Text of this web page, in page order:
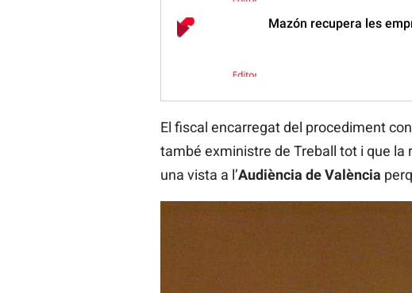
Mazón recupera les
El fiscal encarregat del procediment
també exministre de Treball tot i que la
una vista a l’Audiència de València